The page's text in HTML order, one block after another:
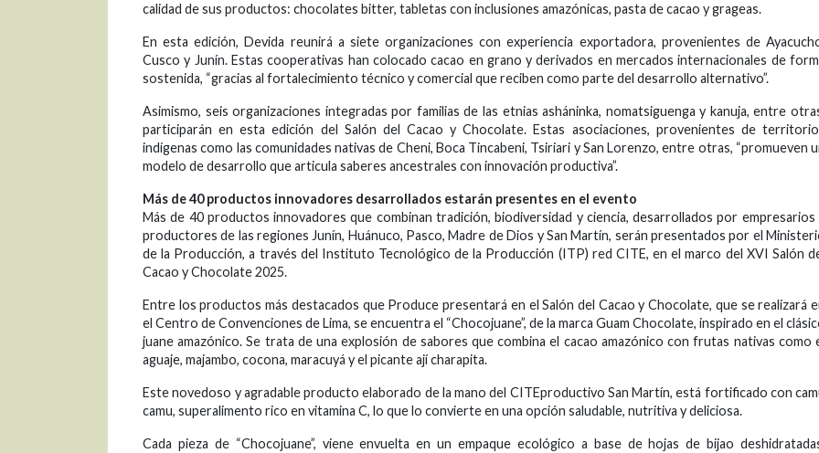
calidad de sus productos: chocolates bitter, tabletas con inclusiones amazónicas, pasta de cacao y grageas.
En esta edición, Devida reunirá a siete organizaciones con experiencia exportadora, provenientes de
Cusco y Junín. Estas cooperativas han colocado cacao en grano y derivados en mercados internacionales de
sostenida, “gracias al fortalecimiento técnico y comercial que reciben como parte del desarrollo alternativo”.
Asimismo, seis organizaciones integradas por familias de las etnias asháninka, nomatsiguenga y kanuja, entre
participarán en esta edición del Salón del Cacao y Chocolate. Estas asociaciones, provenientes de
indígenas como las comunidades nativas de Cheni, Boca Tincabeni, Tsiriari y San Lorenzo, entre otras, “promueven
modelo de desarrollo que articula saberes ancestrales con innovación productiva”.
Más de 40 productos innovadores desarrollados estarán presentes en el evento
Más de 40 productos innovadores que combinan tradición, biodiversidad y ciencia, desarrollados por empresarios
productores de las regiones Junín, Huánuco, Pasco, Madre de Dios y San Martín, serán presentados por el
de la Producción, a través del Instituto Tecnológico de la Producción (ITP) red CITE, en el marco del XVI Salón
Cacao y Chocolate 2025.
Entre los productos más destacados que Produce presentará en el Salón del Cacao y Chocolate, que se realizará
el Centro de Convenciones de Lima, se encuentra el “Chocojuane”, de la marca Guam Chocolate, inspirado en el
juane amazónico. Se trata de una explosión de sabores que combina el cacao amazónico con frutas nativas como
aguaje, majambo, cocona, maracuyá y el picante ají charapita.
Este novedoso y agradable producto elaborado de la mano del CITEproductivo San Martín, está fortificado con
camu, superalimento rico en vitamina C, lo que lo convierte en una opción saludable, nutritiva y deliciosa.
Cada pieza de “Chocojuane”, viene envuelta en un empaque ecológico a base de hojas de bijao